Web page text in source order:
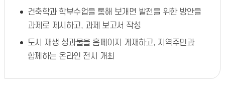
건축학과 학부수업을 통해 보개면 발전을 위한 방안을
과제로 제시하고, 과제 보고서 작성
도시 재생 성과물을 홈페이지 게재하고, 지역주민과
함께하는 온라인 전시 개최